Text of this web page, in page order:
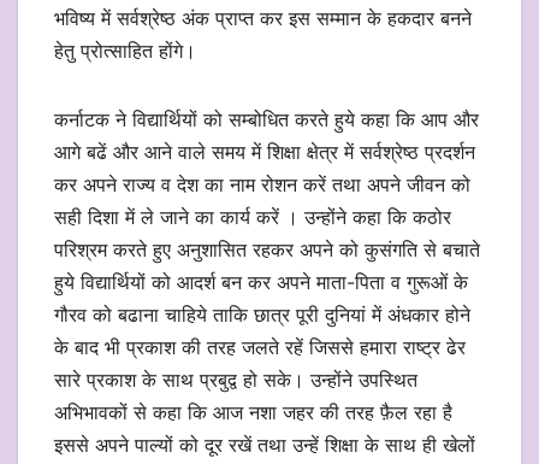
भविष्य में सर्वश्रेष्ठ अंक प्राप्त कर इस सम्मान के हकदार बनने
हेतु प्रोत्साहित होंगे।
कर्नाटक ने विद्यार्थियों को सम्बोधित करते हुये कहा कि आप और
आगे बढें और आने वाले समय में शिक्षा क्षेत्र में सर्वश्रेष्ठ प्रदर्शन
कर अपने राज्य व देश का नाम रोशन करें तथा अपने जीवन को
सही दिशा में ले जाने का कार्य करें । उन्होंने कहा कि कठोर
परिश्रम करते हुए अनुशासित रहकर अपने को कुसंगति से बचाते
हुये विद्यार्थियों को आदर्श बन कर अपने माता-पिता व गुरूओं के
गौरव को बढाना चाहिये ताकि छात्र पूरी दुनियां में अंधकार होने
के बाद भी प्रकाश की तरह जलते रहें जिससे हमारा राष्ट्र ढेर
सारे प्रकाश के साथ प्रबुद्व हो सके। उन्होंने उपस्थित
अभिभावकों से कहा कि आज नशा जहर की तरह फ़ैल रहा है
इससे अपने पाल्यों को दूर रखें तथा उन्हें शिक्षा के साथ ही खेलों